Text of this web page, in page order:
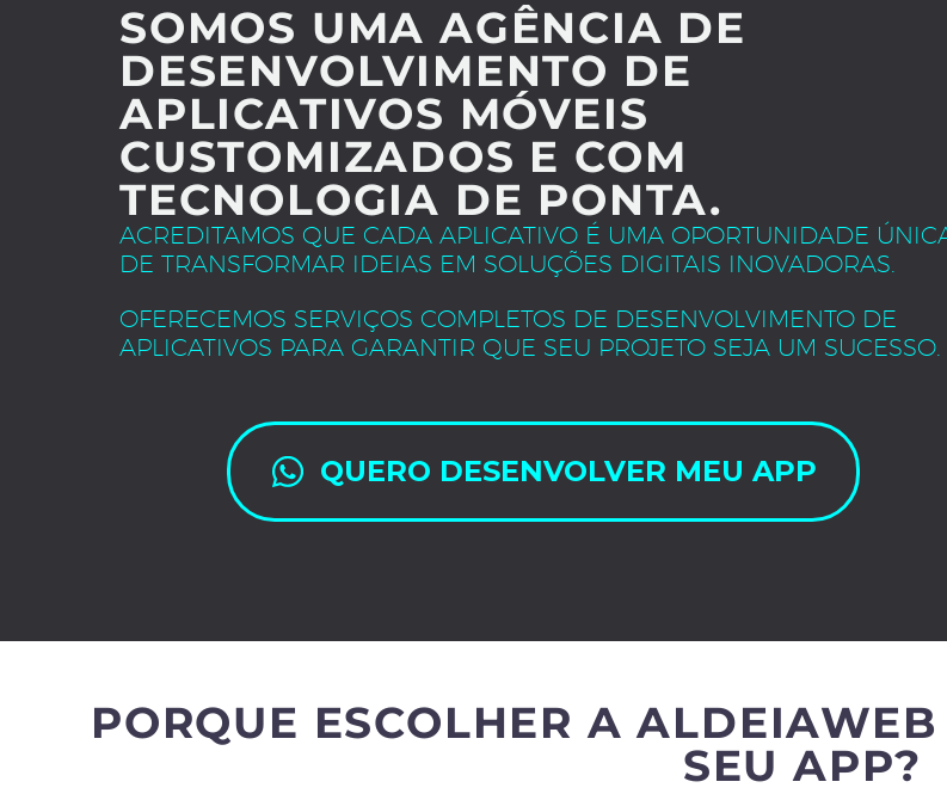
SOMOS UMA AGÊNCIA DE
DESENVOLVIMENTO DE
APLICATIVOS MÓVEIS
CUSTOMIZADOS E COM
TECNOLOGIA DE PONTA.
ACREDITAMOS QUE CADA APLICATIVO É UMA OPORTUNIDADE
DE TRANSFORMAR IDEIAS EM SOLUÇÕES DIGITAIS INOVADORAS.
OFERECEMOS SERVIÇOS COMPLETOS DE DESENVOLVIMENTO DE
APLICATIVOS PARA GARANTIR QUE SEU PROJETO SEJA UM SUCESSO.
QUERO DESENVOLVER MEU APP
PORQUE ESCOLHER A
SEU APP?